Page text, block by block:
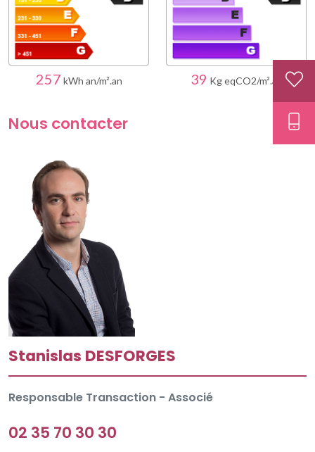
257 kWh an/m².an 39 Kg eqCO2/m².an
Nous contacter
Stanislas DESFORGES
Responsable Transaction - Associé
02 35 70 30 30